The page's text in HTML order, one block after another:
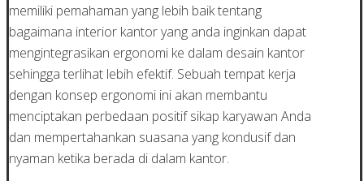
memiliki pemahaman yang lebih baik tentang
bagaimana interior kantor yang anda inginkan dapat
mengintegrasikan ergonomi ke dalam desain kantor
sehingga terlihat lebih efektif. Sebuah tempat kerja
dengan konsep ergonomi ini akan membantu
menciptakan perbedaan positif sikap karyawan Anda
dan mempertahankan suasana yang kondusif dan
nyaman ketika berada di dalam kantor.